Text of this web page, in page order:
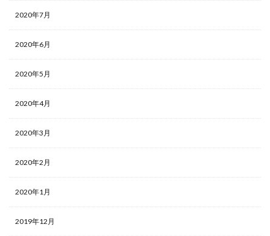
2020年7月
2020年6月
2020年5月
2020年4月
2020年3月
2020年2月
2020年1月
2019年12月